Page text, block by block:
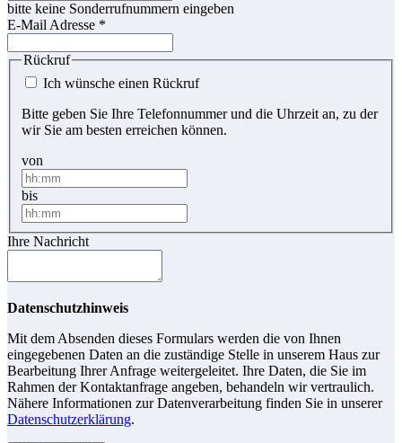
bitte keine Sonderrufnummern eingeben
E-Mail Adresse *
Rückruf
Ich wünsche einen Rückruf
Bitte geben Sie Ihre Telefonnummer und die Uhrzeit an, zu der
wir Sie am besten erreichen können.
von
bis
Ihre Nachricht
Datenschutzhinweis
Mit dem Absenden dieses Formulars werden die von Ihnen
eingegebenen Daten an die zuständige Stelle in unserem Haus zur
Bearbeitung Ihrer Anfrage weitergeleitet. Ihre Daten, die Sie im
Rahmen der Kontaktanfrage angeben, behandeln wir vertraulich.
Nähere Informationen zur Datenverarbeitung finden Sie in unserer
Datenschutzerklärung.